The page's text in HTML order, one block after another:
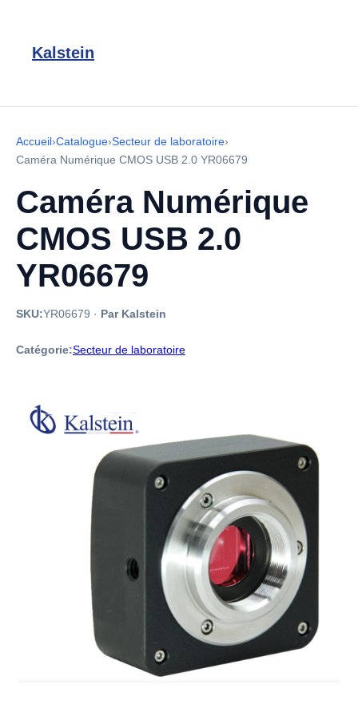
Kalstein
Accueil›Catalogue›Secteur de laboratoire›
Caméra Numérique CMOS USB 2.0 YR06679
Caméra Numérique
CMOS USB 2.0
YR06679
SKU:YR06679 · Par Kalstein
Catégorie:Secteur de laboratoire